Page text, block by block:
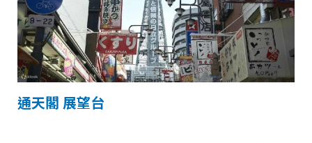
通天閣 展望台